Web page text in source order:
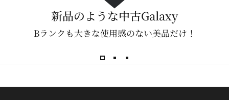
新品のような中古Galaxy
Bランクも大きな使用感のない美品だけ！